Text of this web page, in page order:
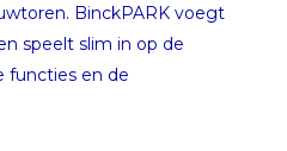
BinckPARK voegt
speelt slim in op de
functies en de